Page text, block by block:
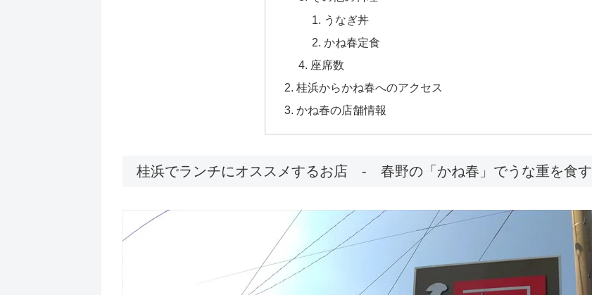
うなぎ丼
かね春定食
座席数
桂浜からかね春へのアクセス
かね春の店舗情報
桂浜でランチにオススメするお店 - 春野の「かね春」でうな重を食す